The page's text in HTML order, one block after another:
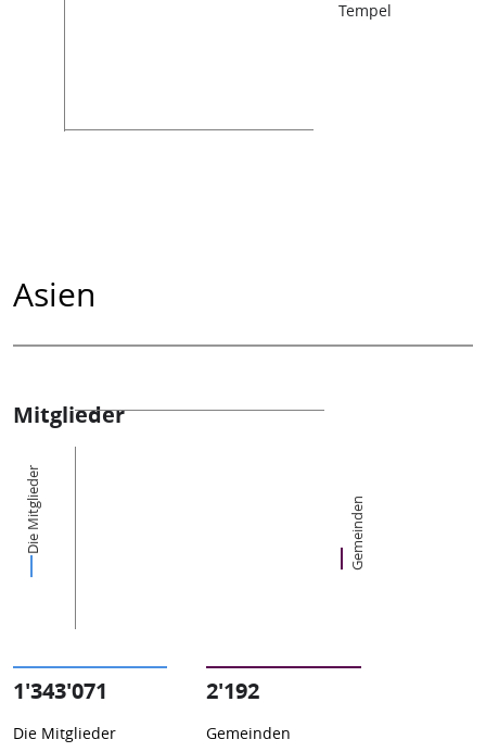
Tempel
Asien
Mitglieder
Die Mitglieder Gemeinden
1'343'071
Die Mitglieder
2'192
Gemeinden